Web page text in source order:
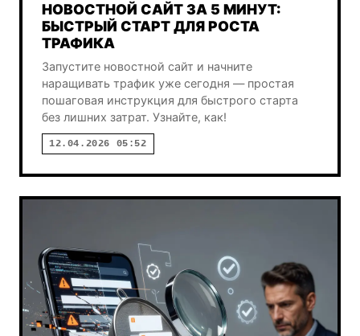
НОВОСТНОЙ САЙТ ЗА 5 МИНУТ:
БЫСТРЫЙ СТАРТ ДЛЯ РОСТА
ТРАФИКА
Запустите новостной сайт и начните
наращивать трафик уже сегодня — простая
пошаговая инструкция для быстрого старта
без лишних затрат. Узнайте, как!
12.04.2026 05:52